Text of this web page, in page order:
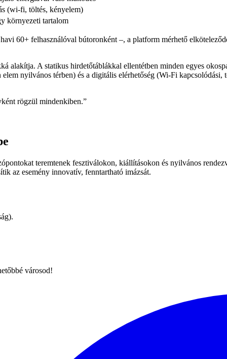
(wi-fi, töltés, kényelem)
környezeti tartalom
60+ felhasználóval bútoronként –, a platform mérhető
alakítja. A statikus hirdetőtáblákkal ellentétben minden egyes
nyilvános térben) és a digitális elérhetőség (Wi-Fi
rögzül mindenkiben.”
teremtenek fesztiválokon, kiállításokon és nyilvános
az esemény innovatív, fenntartható imázsát.
városod!